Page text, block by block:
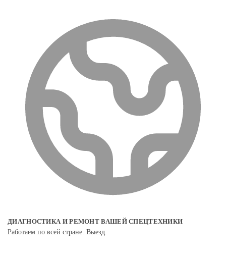
ДИАГНОСТИКА И РЕМОНТ ВАШЕЙ СПЕЦТЕХНИКИ
Работаем по всей стране. Выезд.